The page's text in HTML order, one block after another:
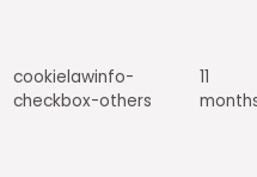
cookielawinfo-
checkbox-others
11